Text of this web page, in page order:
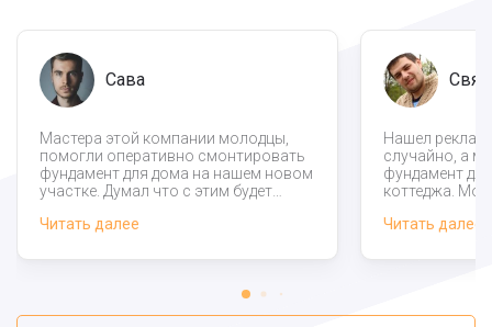
Сава
Мастера этой компании молодцы,
помогли оперативно смонтировать
фундамент для дома на нашем новом
участке. Думал что с этим будет
справились своевременно. Особое
консультантам компании за то, что
вопросы. Возможно в будущем
обратимся снова.
Читать далее
Нашел
случайно, а
фундамент
коттеджа.
завершена,
Специалисты
привозили
Читать далее